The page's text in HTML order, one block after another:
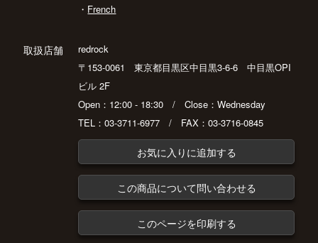
・ French
取扱店舗
redrock
〒153-0061 東京都目黒区中目黒3-6-6 中目黒OPI
ビル 2F
Open：12:00 - 18:30 / Close：Wednesday
TEL：03-3711-6977 / FAX：03-3716-0845
お気に入りに追加する
この商品について問い合わせる
このページを印刷する